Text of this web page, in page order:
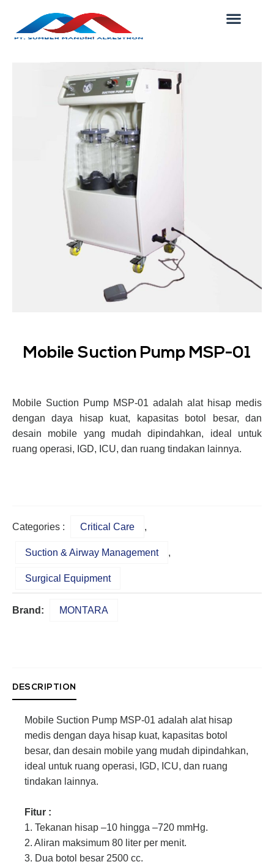
Mobile Suction Pump MSP-01
Mobile Suction Pump MSP-01 adalah alat hisap medis
dengan daya hisap kuat, kapasitas botol besar, dan
desain mobile yang mudah dipindahkan, ideal untuk
ruang operasi, IGD, ICU, dan ruang tindakan lainnya.
Categories : Critical Care ,
Suction & Airway Management ,
Surgical Equipment
Brand: MONTARA
DESCRIPTION
Mobile Suction Pump MSP-01 adalah alat hisap
medis dengan daya hisap kuat, kapasitas botol
besar, dan desain mobile yang mudah dipindahkan,
ideal untuk ruang operasi, IGD, ICU, dan ruang
tindakan lainnya.
Fitur :
1. Tekanan hisap –10 hingga –720 mmHg.
2. Aliran maksimum 80 liter per menit.
3. Dua botol besar 2500 cc.